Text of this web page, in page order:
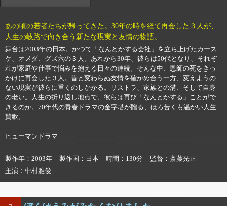
あの頃の若者たちが帰ってきた。30年の時を経て再会した３人が、
人生の岐路で向き合う新たな現実と友情の物語。
舞台は2003年の日本。かつて「なんとかする会社」を立ち上げたカース
ケ、オメダ、グズ六の３人。あれから30年、彼らは50代となり、それぞ
れが家庭や仕事で悩みを抱える日々の連続。そんな中、恩師の死をきっ
かけに再会した３人。昔と変わらぬ友情を確かめ合う一方、変えようの
ない現実が彼らに重くのしかかる。リストラ、家族との溝、そして自身
の老い。人生の折り返し地点で、彼らは再び「なんとかする」ことがで
きるのか。70年代の青春ドラマの金字塔が贈る、ほろ苦くも温かい人生
賛歌。
ヒューマンドラマ
製作年 2003年 製作国 日本 時間 130分 監督
斎藤光正
主演
中村雅俊